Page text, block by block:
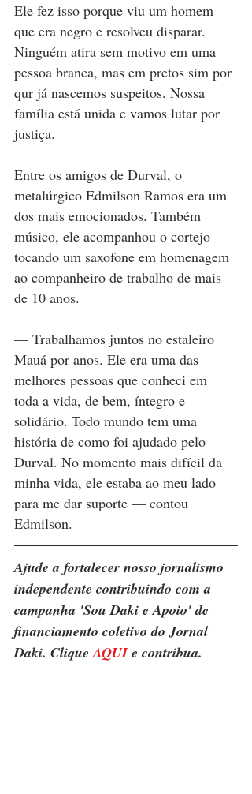
Ele fez isso porque viu um homem
que era negro e resolveu disparar.
Ninguém atira sem motivo em uma
pessoa branca, mas em pretos sim por
qur já nascemos suspeitos. Nossa
família está unida e vamos lutar por
justiça.
Entre os amigos de Durval, o
metalúrgico Edmilson Ramos era um
dos mais emocionados. Também
músico, ele acompanhou o cortejo
tocando um saxofone em homenagem
ao companheiro de trabalho de mais
de 10 anos.
— Trabalhamos juntos no estaleiro
Mauá por anos. Ele era uma das
melhores pessoas que conheci em
toda a vida, de bem, íntegro e
solidário. Todo mundo tem uma
história de como foi ajudado pelo
Durval. No momento mais difícil da
minha vida, ele estaba ao meu lado
para me dar suporte — contou
Edmilson.
Ajude a fortalecer nosso jornalismo
independente contribuindo com a
campanha 'Sou Daki e Apoio' de
financiamento coletivo do Jornal
Daki. Clique AQUI e contribua.